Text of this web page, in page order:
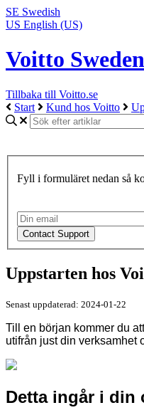
SE Swedish
US English (US)
Voitto
Tillbaka till Voitto.se
Start
Kund hos Voitto
Fyll i formuläret nedan så
Uppstarten hos
Senast uppdaterad: 2024-01-22
Till en början kommer du
utifrån just din verksamhet
Detta ingår i din